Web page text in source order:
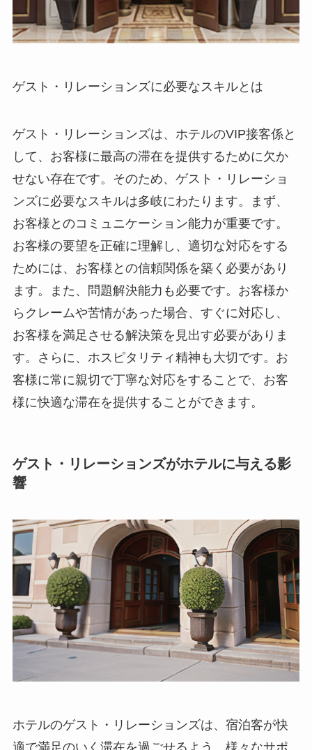
ゲスト・リレーションズに必要なスキルとは
ゲスト・リレーションズは、ホテルのVIP接客係と
して、お客様に最高の滞在を提供するために欠か
せない存在です。そのため、ゲスト・リレーショ
ンズに必要なスキルは多岐にわたります。まず、
お客様とのコミュニケーション能力が重要です。
お客様の要望を正確に理解し、適切な対応をする
ためには、お客様との信頼関係を築く必要があり
ます。また、問題解決能力も必要です。お客様か
らクレームや苦情があった場合、すぐに対応し、
お客様を満足させる解決策を見出す必要がありま
す。さらに、ホスピタリティ精神も大切です。お
客様に常に親切で丁寧な対応をすることで、お客
様に快適な滞在を提供することができます。
ゲスト・リレーションズがホテルに与える影
響
ホテルのゲスト・リレーションズは、宿泊客が快